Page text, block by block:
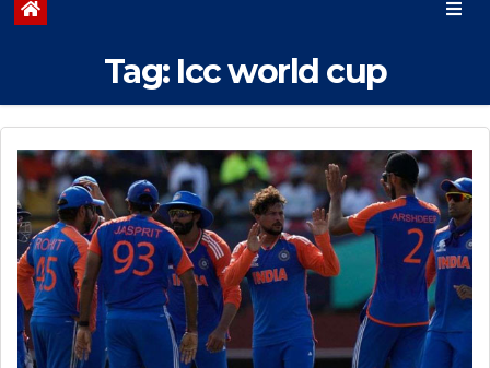
Tag: Icc world cup